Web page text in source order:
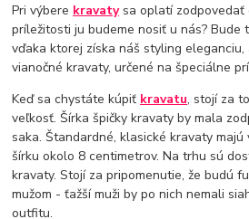
Pri výbere kravatysa oplatí zodpovedať
príležitosti ju budeme nosiť u nás? Bude
vďaka ktorej získa náš styling eleganciu,
vianočné kravaty, určené na špeciálne
Keď sa chystáte kúpiť kravatu, stojí za
veľkosť. Šírka špičky kravaty by mala
saka. Štandardné, klasické kravaty majú
šírku okolo 8 centimetrov. Na trhu sú
kravaty. Stojí za pripomenutie, že budú
mužom - ťažší muži by po nich nemali
outfitu.